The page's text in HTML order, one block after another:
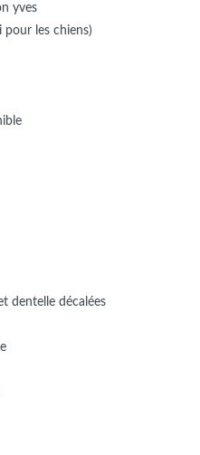
yves
les chiens)
dentelle décalées